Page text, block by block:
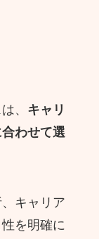
、 キャリ
わせて選
キャリア
を明確に